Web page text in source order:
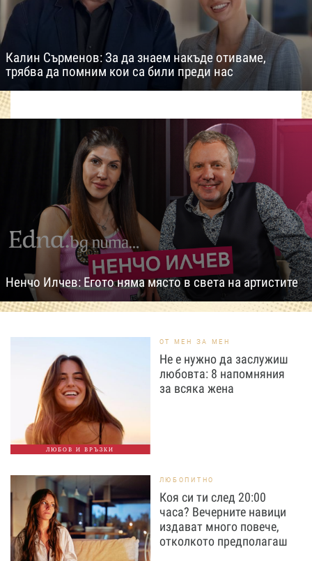
Калин Сърменов: За да знаем накъде отиваме,
трябва да помним кои са били преди нас
Ненчо Илчев: Егото няма място в света на артистите
ЛЮБОВ И ВРЪЗКИ
ОТ МЕН ЗА МЕН
Не е нужно да заслужиш
любовта: 8 напомняния
за всяка жена
ЛЮБОПИТНО
Коя си ти след 20:00
часа? Вечерните навици
издават много повече,
отколкото предполагаш